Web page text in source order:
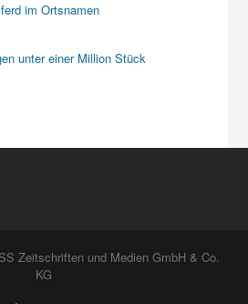
im Ortsnamen
unter einer Million Stück
Zeitschriften und Medien GmbH & Co.
KG